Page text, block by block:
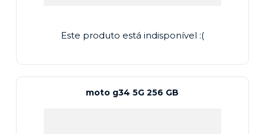
Este produto está indisponível :(
moto g34 5G 256 GB